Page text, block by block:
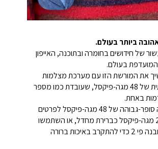
ביותר בעולם.
של חידושים בחומרה ובתוכנה, האייפון
בעולם.
את המורשת הזו עם מערכת מצלמות
Fusion עוצמתית של 48 מגה-פיקסל, שעובדת כמו מספר
באחת.
צלמו ברזולוציה סופר-גבוהה של 48 מגה-פיקסל לפרטים
מרביים או ב-24 מגה-פיקסל כברירת מחדל, או השתמשו
בזום טלפוטו מובנה פי 2 כדי להתקרב באיכות ברורה